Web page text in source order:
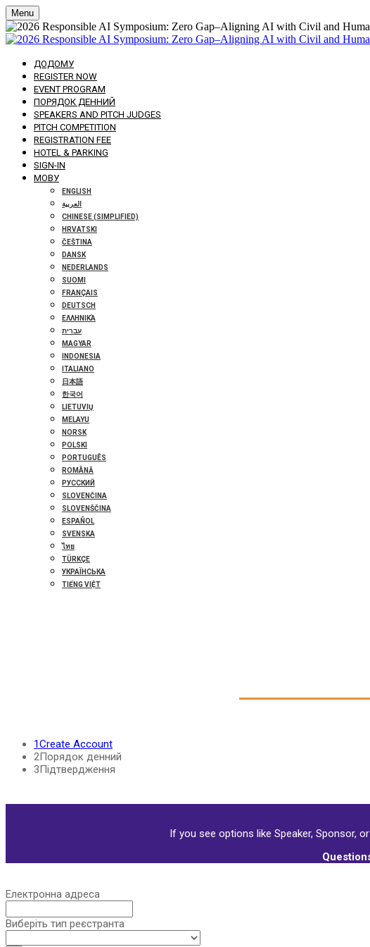
Menu
ДОДОМУ
REGISTER NOW
EVENT PROGRAM
ПОРЯДОК ДЕННИЙ
SPEAKERS AND PITCH JUDGES
PITCH COMPETITION
REGISTRATION FEE
HOTEL & PARKING
SIGN-IN
МОВУ
ENGLISH
العربية
CHINESE (SIMPLIFIED)
HRVATSKI
ČEŠTINA
DANSK
NEDERLANDS
SUOMI
FRANÇAIS
DEUTSCH
ΕΛΛΗΝΙΚΆ
עברית
MAGYAR
INDONESIA
ITALIANO
日本語
한국어
LIETUVIŲ
MELAYU
NORSK
POLSKI
PORTUGUÊS
ROMÂNĂ
РУССКИЙ
SLOVENČINA
SLOVENŠČINA
ESPAÑOL
SVENSKA
ไทย
TÜRKÇE
УКРАЇНСЬКА
TIẾNG VIỆT
1Create Account
2Порядок денний
3Підтвердження
If you see options like Speaker, Sponsor,
Електронна адреса
Виберіть тип реєстранта